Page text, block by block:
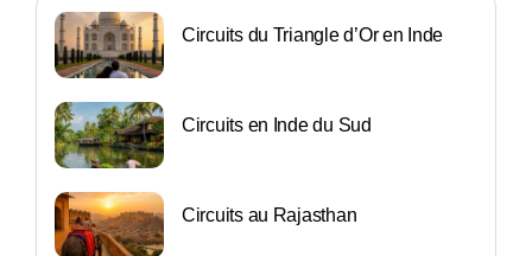
Circuits du Triangle d’Or en Inde
Circuits en Inde du Sud
Circuits au Rajasthan